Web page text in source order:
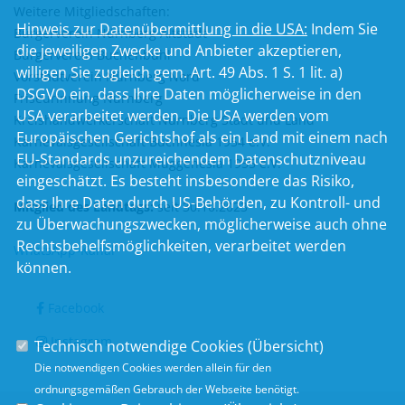
Weitere Mitgliedschaften:
Bürgerverein Nürnberg Altstadt
Bürgerverein Buchenbühl
Vorstadtverein Nürnberg Nord
Friseurinnung Nürnberg
Kreishandwerkerschaft Nürnberg Stadt und Land
Karnevalsgesellschaft Buchnesia 1954 e.V.
Karnevalsgesellschaft Muggenesia 1955 e.V.
Mitglied des Landtags:seit 30.10.2023
WhatsApp-Kanal
Facebook
Instagram
Hinweis zur Datenübermittlung in die USA: Indem Sie
die jeweiligen Zwecke und Anbieter akzeptieren,
willigen Sie zugleich gem. Art. 49 Abs. 1 S. 1 lit. a)
DSGVO ein, dass Ihre Daten möglicherweise in den
USA verarbeitet werden. Die USA werden vom
Europäischen Gerichtshof als ein Land mit einem nach
EU-Standards unzureichendem Datenschutzniveau
eingeschätzt. Es besteht insbesondere das Risiko,
dass Ihre Daten durch US-Behörden, zu Kontroll- und
zu Überwachungszwecken, möglicherweise auch ohne
Rechtsbehelfsmöglichkeiten, verarbeitet werden
können.
Technisch notwendige Cookies (Übersicht)
Die notwendigen Cookies werden allein für den
ordnungsgemäßen Gebrauch der Webseite benötigt.